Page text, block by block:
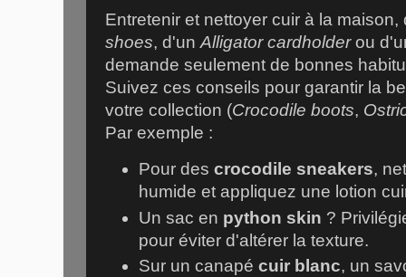
Entretenir et nettoyer cuir à la
shoes, d'un Alligator cardholderou
demande seulement de bonnes
Suivez ces conseils pour garantir la
votre collection (Crocodile boots,
Par exemple :
Pour descrocodile sneakers,
humide et appliquez une lotion
Un sac en python skin ?
pour éviter d'altérer la texture.
Sur un canapécuir blanc, un